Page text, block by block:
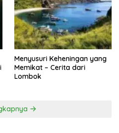
Menyusuri Keheningan yang
Memikat – Cerita dari
Lombok